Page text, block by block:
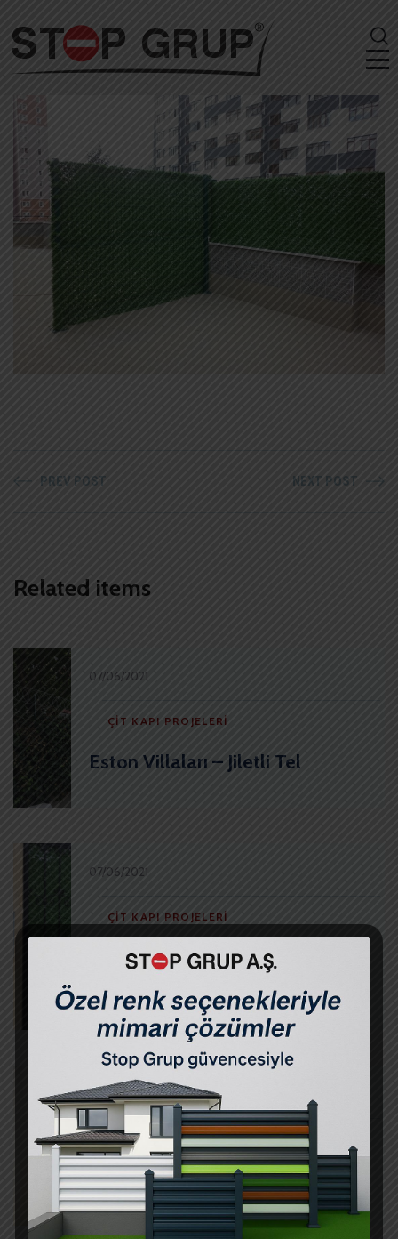
PREV POST NEXT POST
Related items
07/06/2021
ÇIT KAPI PROJELERI
Eston Villaları – Jiletli Tel
07/06/2021
ÇIT KAPI PROJELERI
Çatalca Peyzaj – Ferforje Kapı
Çim Çit
07/06/2021
ÇIT KAPI PROJELERI
Gürpınar Peyzaj – Panel Çit Kapı